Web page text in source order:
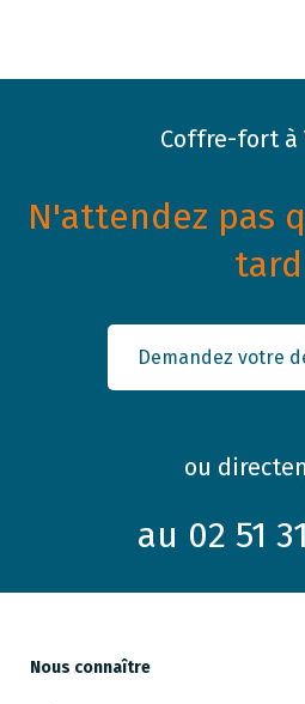
Coffre-fort à
N'attendez pas
tard
Demandez votre
ou
au 02 51
Nous connaître